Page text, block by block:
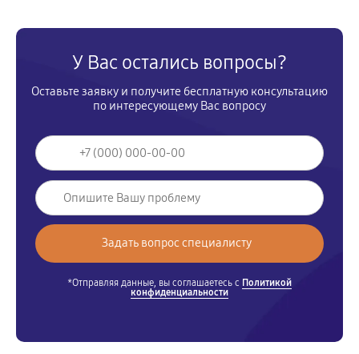
У Вас остались вопросы?
Оставьте заявку и получите бесплатную консультацию
по интересующему Вас вопросу
*Отправляя данные, вы соглашаетесь с Политикой
конфиденциальности